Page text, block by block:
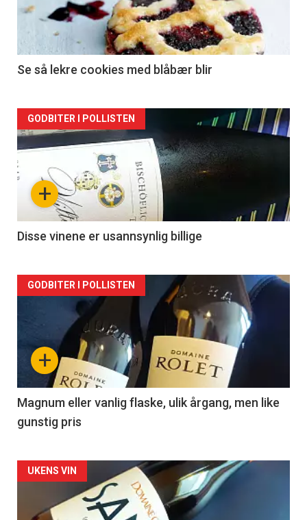
Se så lekre cookies med blåbær blir
Forsiden
akkurat
nå
2
+
GODBITER I POLLISTEN
Disse vinene er usannsynlig billige
Forsiden
akkurat
nå
3
+
GODBITER I POLLISTEN
Magnum eller vanlig flaske, ulik årgang, men like
gunstig pris
Forsiden
akkurat
UKENS VIN